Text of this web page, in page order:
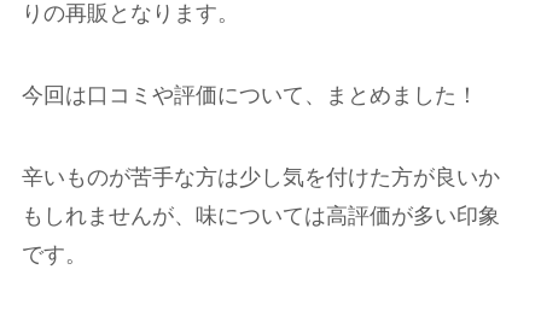
りの再販となります。
今回は口コミや評価について、まとめました！
辛いものが苦手な方は少し気を付けた方が良いか
もしれませんが、味については高評価が多い印象
です。